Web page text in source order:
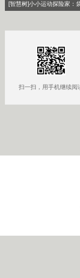
[智慧树]小小运动探险家：
扫一扫，用手机继续阅